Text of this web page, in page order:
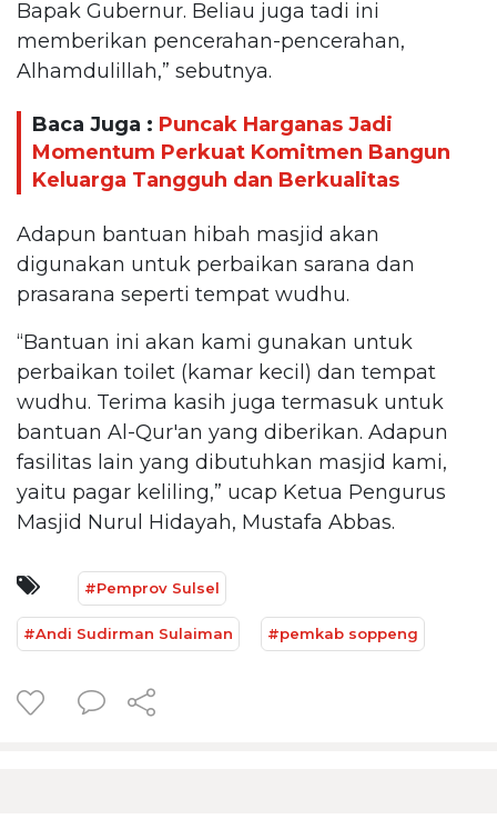
Bapak Gubernur. Beliau juga tadi ini
memberikan pencerahan-pencerahan,
Alhamdulillah,” sebutnya.
Baca Juga : Puncak Harganas Jadi
Momentum Perkuat Komitmen Bangun
Keluarga Tangguh dan Berkualitas
Adapun bantuan hibah masjid akan
digunakan untuk perbaikan sarana dan
prasarana seperti tempat wudhu.
“Bantuan ini akan kami gunakan untuk
perbaikan toilet (kamar kecil) dan tempat
wudhu. Terima kasih juga termasuk untuk
bantuan Al-Qur'an yang diberikan. Adapun
fasilitas lain yang dibutuhkan masjid kami,
yaitu pagar keliling,” ucap Ketua Pengurus
Masjid Nurul Hidayah, Mustafa Abbas.
#Pemprov Sulsel
#Andi Sudirman Sulaiman #pemkab soppeng